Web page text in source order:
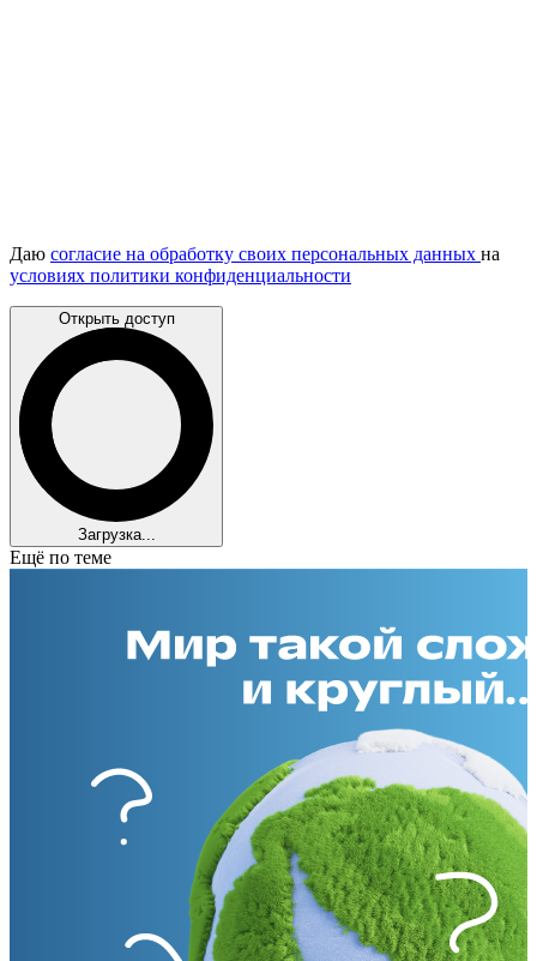
Даю согласие на обработку своих персональных данных на
условиях политики конфиденциальности
Открыть доступ
Загрузка...
Ещё по теме